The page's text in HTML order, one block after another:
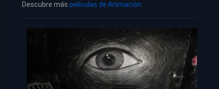
Descubre más películas de Animación.